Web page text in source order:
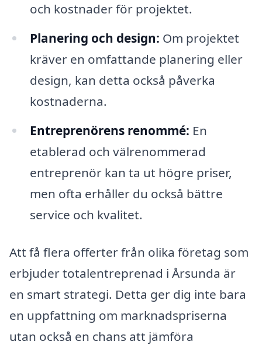
och kostnader för projektet.
Planering och design: Om projektet
kräver en omfattande planering eller
design, kan detta också påverka
kostnaderna.
Entreprenörens renommé: En
etablerad och välrenommerad
entreprenör kan ta ut högre priser,
men ofta erhåller du också bättre
service och kvalitet.
Att få flera offerter från olika företag som
erbjuder totalentreprenad i Årsunda är
en smart strategi. Detta ger dig inte bara
en uppfattning om marknadspriserna
utan också en chans att jämföra